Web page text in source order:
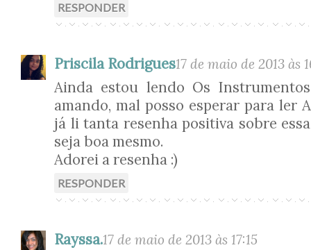
RESPONDER
Priscila Rodrigues17 de maio de 2013 às
Ainda estou lendo Os
amando, mal posso esperar para ler
já li tanta resenha positiva sobre
seja boa mesmo.
Adorei a resenha :)
RESPONDER
Rayssa.17 de maio de 2013 às 17:15